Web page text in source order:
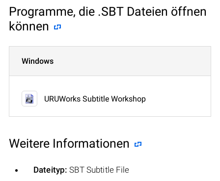
Programme, die .SBT Dateien öffnen
können
Windows
URUWorks Subtitle Workshop
Weitere Informationen
Dateityp: SBT Subtitle File